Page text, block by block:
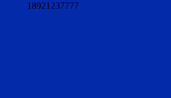
18921237777